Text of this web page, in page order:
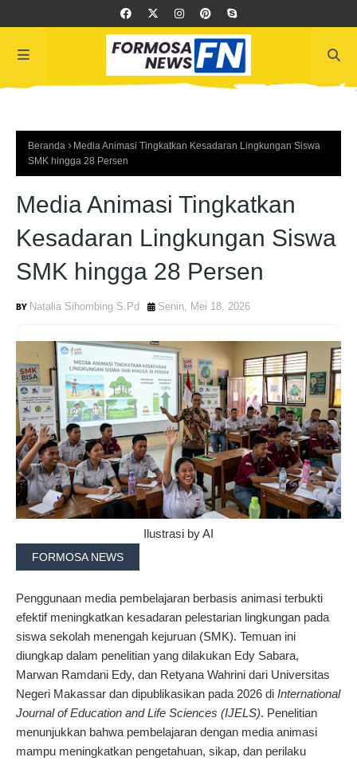
Beranda
Media Animasi Tingkatkan Kesadaran Lingkungan Siswa
SMK hingga 28 Persen
Media Animasi Tingkatkan
Kesadaran Lingkungan Siswa
SMK hingga 28 Persen
Natalia Sihombing S.Pd Senin, Mei 18, 2026
Ilustrasi by AI
FORMOSA NEWS
Penggunaan media pembelajaran berbasis animasi terbukti
efektif meningkatkan kesadaran pelestarian lingkungan pada
siswa sekolah menengah kejuruan (SMK). Temuan ini
diungkap dalam penelitian yang dilakukan Edy Sabara,
Marwan Ramdani Edy, dan Retyana Wahrini dari Universitas
Negeri Makassar dan dipublikasikan pada 2026 di International
Journal of Education and Life Sciences (IJELS). Penelitian
menunjukkan bahwa pembelajaran dengan media animasi
mampu meningkatkan pengetahuan, sikap, dan perilaku